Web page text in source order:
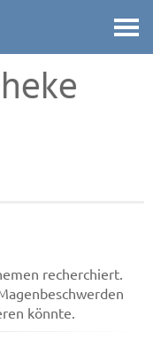
recherchiert.
könnte.